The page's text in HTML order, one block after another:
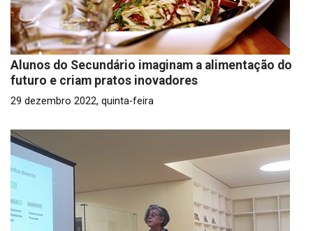
Alunos do Secundário imaginam a alimentação do
futuro e criam pratos inovadores
29 dezembro 2022, quinta-feira